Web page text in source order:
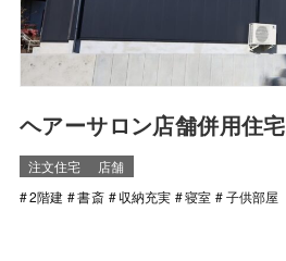
ヘアーサロン店舗併用住宅
注文住宅
店舗
2階建
書斎 収納充実 寝室 子供部屋